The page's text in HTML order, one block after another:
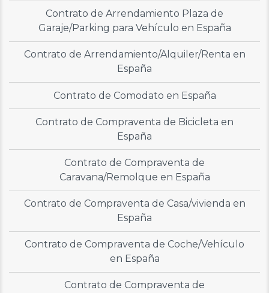
Contrato de Arrendamiento Plaza de
Garaje/Parking para Vehículo en España
Contrato de Arrendamiento/Alquiler/Renta en
España
Contrato de Comodato en España
Contrato de Compraventa de Bicicleta en
España
Contrato de Compraventa de
Caravana/Remolque en España
Contrato de Compraventa de Casa/vivienda en
España
Contrato de Compraventa de Coche/Vehículo
en España
Contrato de Compraventa de